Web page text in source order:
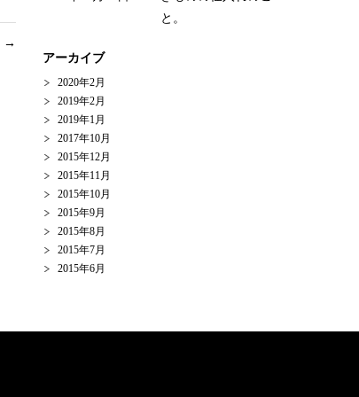
→
と。
アーカイブ
2020年2月
2019年2月
2019年1月
2017年10月
2015年12月
2015年11月
2015年10月
2015年9月
2015年8月
2015年7月
2015年6月